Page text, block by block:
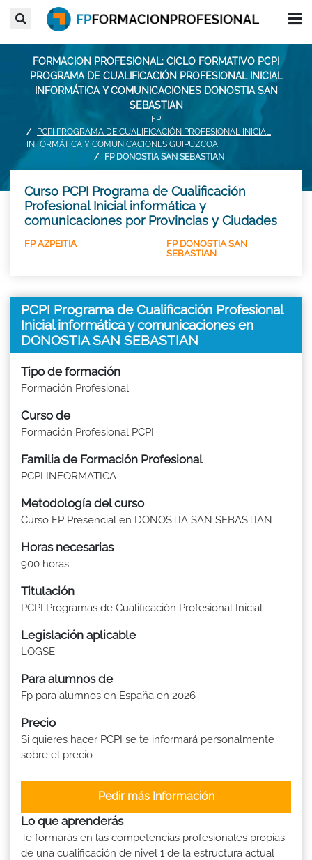
FORMACION PROFESIONAL: CICLO FORMATIVO PCPI
PROGRAMA DE CUALIFICACIÓN PROFESIONAL INICIAL
INFORMÁTICA Y COMUNICACIONES DONOSTIA SAN
SEBASTIAN
FP
PCPI PROGRAMA DE CUALIFICACIÓN PROFESIONAL INICIAL
INFORMÁTICA Y COMUNICACIONES GUIPUZCOA
FP DONOSTIA SAN SEBASTIAN
Curso PCPI Programa de Cualificación
Profesional Inicial informática y
comunicaciones por Provincias y Ciudades
FP AZPEITIA
FP DONOSTIA SAN
SEBASTIAN
PCPI Programa de Cualificación Profesional
Inicial informática y comunicaciones en
DONOSTIA SAN SEBASTIAN
Tipo de formación
Formación Profesional
Curso de
Formación Profesional PCPI
Familia de Formación Profesional
PCPI INFORMÁTICA
Metodología del curso
Curso FP Presencial en DONOSTIA SAN SEBASTIAN
Horas necesarias
900 horas
Titulación
PCPI Programas de Cualificación Profesional Inicial
Legislación aplicable
LOGSE
Para alumnos de
Fp para alumnos en España en 2026
Precio
Si quieres hacer PCPI se te informará personalmente
sobre el precio
Pedir más Información
Lo que aprenderás
Te formarás en las competencias profesionales propias
de una cualificación de nivel 1 de la estructura actual